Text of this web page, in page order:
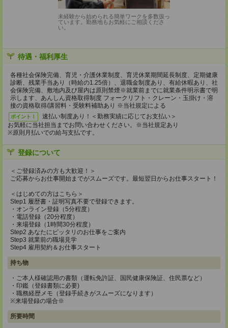
未経験から始められる簡単ワークを多数扱っ
ています。勤務地もお気軽にご相談くださ
い。
待遇・福利厚生
各種社会保険完備、育児・介護休業制度、育児休業期間延長制度、定期健康
診断、残業手当あり（時給の1.25倍）、退職金制度あり、有給休暇あり、社
会保険完備、敷地内及び屋内は原則禁煙※就業前までに就業条件明示書で明
示します、あんしん資格取得制度 フォークリフト・クレーン・玉掛け・溶
接の資格取得/講習料・受験料補助あり ※当社規定による
ポイント！
速払い制度あり！＜勤務実績に応じてお支払い＞
お気軽に当社担当までお問い合わせください。※当社規定あり
※原則月払いでの給与支払です。
登録について
＜ご登録済みの方も大歓迎！＞
ご応募からお仕事開始までがスムーズです。最短翌日からお仕事スタート！
＜はじめての方はこちら＞
Step1 履歴書・証明写真不要で登録できます。
・オンライン登録（5分程度）
・電話登録（20分程度）
・来場登録（1時間30分程度）
Step2 あなたにピッタリのお仕事をご案内
Step3 就業前の職場見学
Step4 雇用契約＆お仕事スタート
持ち物
・ご本人様確認用の書類（運転免許証、国民健康保険証、住民票など）
・印鑑（登録書類に必要)
・職務経歴メモ（登録手続きがスムーズになります）
※来場登録の場合※
所要時間